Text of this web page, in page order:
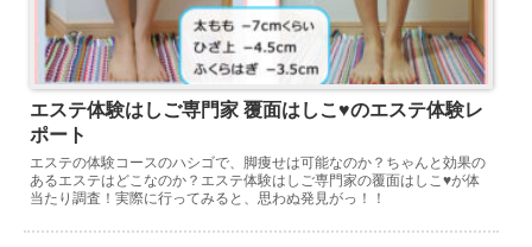
エステ体験はしご専門家 覆面はしこ♥のエステ体験レ
ポート
エステの体験コースのハシゴで、脚痩せは可能なのか？ちゃんと効果の
あるエステはどこなのか？エステ体験はしご専門家の覆面はしこ♥が体
当たり調査！実際に行ってみると、思わぬ発見がっ！！